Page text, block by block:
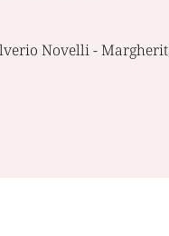
Novelli -